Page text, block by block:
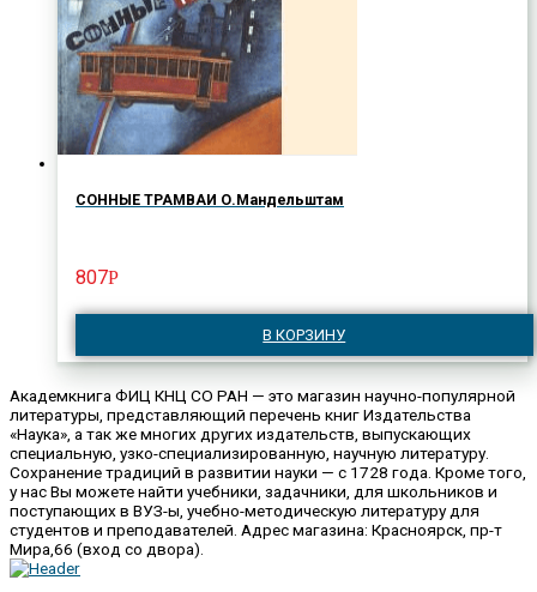
СОННЫЕ ТРАМВАИ О.Мандельштам
807Р
В КОРЗИНУ
Академкнига ФИЦ КНЦ СО РАН — это магазин научно-популярной
литературы, представляющий перечень книг Издательства
«Наука», а так же многих других издательств, выпускающих
специальную, узко-специализированную, научную литературу.
Сохранение традиций в развитии науки — с 1728 года. Кроме того,
у нас Вы можете найти учебники, задачники, для школьников и
поступающих в ВУЗ-ы, учебно-методическую литературу для
студентов и преподавателей. Адрес магазина: Красноярск, пр-т
Мира,66 (вход со двора).